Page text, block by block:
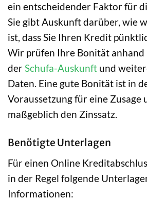
ein entscheidender Faktor für
Sie gibt Auskunft darüber, wie
ist, dass Sie Ihren Kredit
Wir prüfen Ihre Bonität anhand
derSchufa-Auskunft und
Daten. Eine gute Bonität ist in
Voraussetzung für eine Zusage
maßgeblich den Zinssatz.
Benötigte Unterlagen
Für einen Online
in der Regel folgende
Informationen: